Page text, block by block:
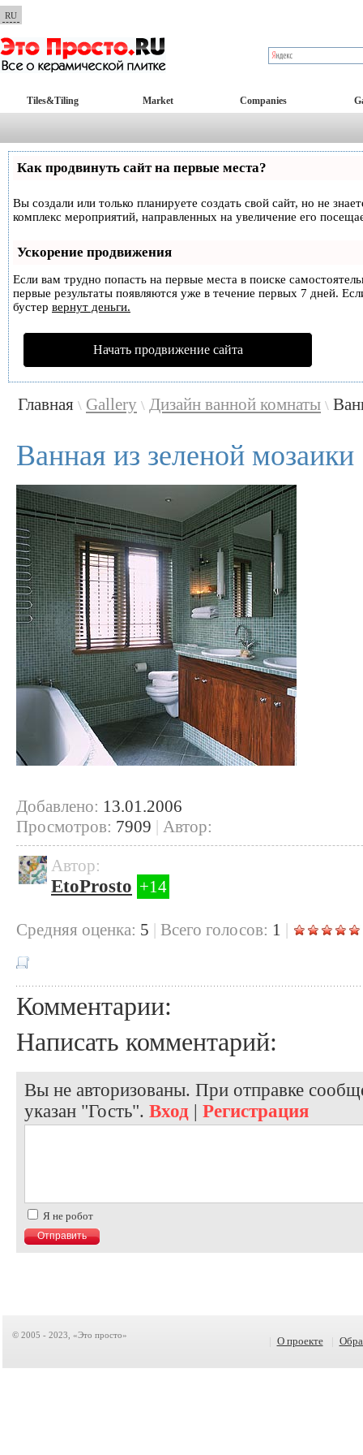
RU
Tiles&Tiling Market Companies
Как продвинуть сайт на первые места?
Вы создали или только планируете создать свой сайт, но не
комплекс мероприятий, направленных на увеличение его
Ускорение продвижения
Если вам трудно попасть на первые места в поиске
первые результаты появляются уже в течение первых 7 дней.
бустер вернут деньги.
Начать продвижение сайта
Главная \ Gallery \ Дизайн ванной комнаты \
Ванная из зеленой мозаики
Добавлено: 13.01.2006
Просмотров: 7909 | Автор:
Автор:
EtoProsto +14
Cредняя оценка: 5 | Всего голосов: 1 |
Комментарии:
Написать комментарий:
Вы не авторизованы. При отправке
указан "Гость". Вход | Регистрация
Я не робот
© 2005 - 2023, «Это просто» О проекте